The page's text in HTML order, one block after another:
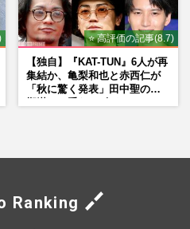
⭐ 高評価の記事(8.7)
【独自】『KAT-TUN』6人が再
集結か、亀梨和也と赤西仁が
「秋に驚く発表」田中聖の刑
Ranking